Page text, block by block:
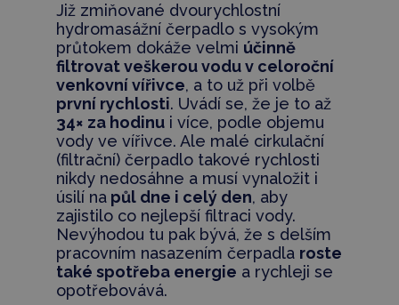
Již zmiňované dvourychlostní
hydromasážní čerpadlo s vysokým
průtokem dokáže velmi účinně
filtrovat veškerou vodu v celoroční
venkovní vířivce, a to už při volbě
první rychlosti. Uvádí se, že je to až
34× za hodinui více, podle objemu
vody ve vířivce. Ale malé cirkulační
(filtrační) čerpadlo takové rychlosti
nikdy nedosáhne a musí vynaložit i
úsilí napůl dne i celý den, aby
zajistilo co nejlepší filtraci vody.
Nevýhodou tu pak bývá, že s delším
pracovním nasazením čerpadla roste
také spotřeba energie a rychleji se
opotřebovává.